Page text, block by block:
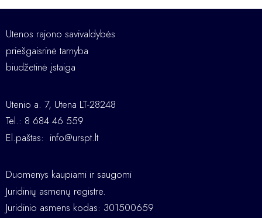
Utenos rajono savivaldybės
priešgaisrinė tarnyba
biudžetinė įstaiga
Utenio a. 7, Utena LT-28248
Tel.: 8 684 46 559
El.paštas: info@urspt.lt
Duomenys kaupiami ir saugomi
Juridinių asmenų registre.
Juridinio asmens kodas: 301500659